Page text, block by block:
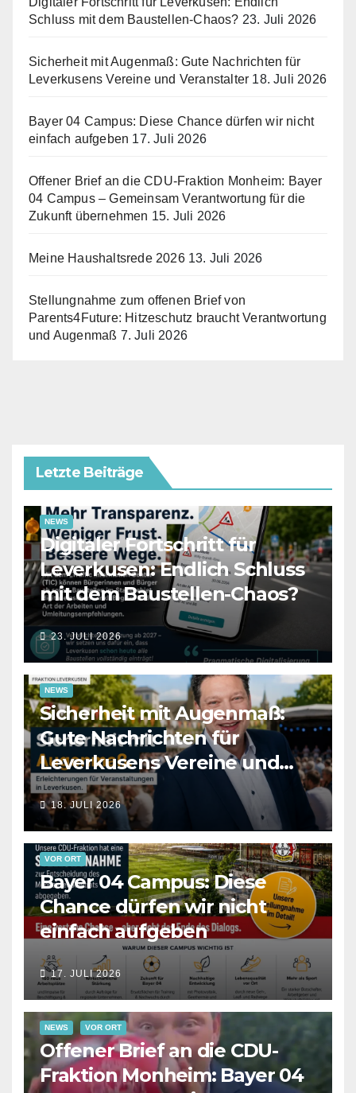
Schluss mit dem Baustellen-Chaos? 23. Juli 2026
Sicherheit mit Augenmaß: Gute Nachrichten für
Leverkusens Vereine und Veranstalter 18. Juli 2026
Bayer 04 Campus: Diese Chance dürfen wir nicht
einfach aufgeben 17. Juli 2026
Offener Brief an die CDU-Fraktion Monheim: Bayer
04 Campus – Gemeinsam Verantwortung für die
Zukunft übernehmen 15. Juli 2026
Meine Haushaltsrede 2026 13. Juli 2026
Stellungnahme zum offenen Brief von
Parents4Future: Hitzeschutz braucht Verantwortung
und Augenmaß 7. Juli 2026
Letzte Beiträge
NEWS
Digitaler Fortschritt für
Leverkusen: Endlich Schluss
mit dem Baustellen-Chaos?
23. JULI 2026
NEWS
Sicherheit mit Augenmaß:
Gute Nachrichten für
Leverkusens Vereine und
Veranstalter
18. JULI 2026
VOR ORT
Bayer 04 Campus: Diese
Chance dürfen wir nicht
einfach aufgeben
17. JULI 2026
NEWS VOR ORT
Offener Brief an die CDU-
Fraktion Monheim: Bayer 04